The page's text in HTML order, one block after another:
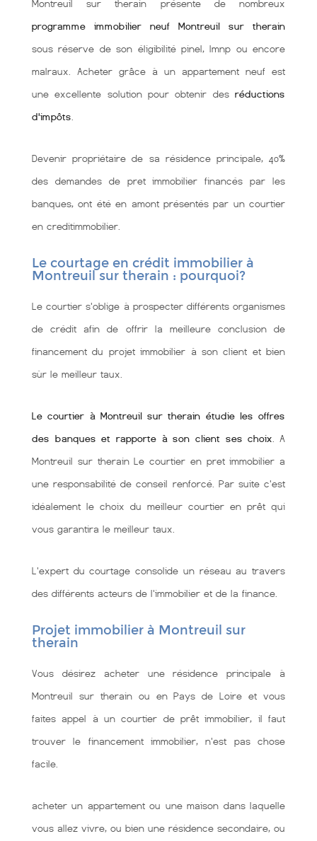
Montreuil sur therain présente de nombreux
programme immobilier neuf Montreuil sur therain
sous réserve de son éligibilité pinel, lmnp ou encore
malraux. Acheter grâce à un appartement neuf est
une excellente solution pour obtenir des réductions
d'impôts
Devenir propriétaire de sa résidence principale, 40%
des demandes de pret immobilier financés par les
banques, ont été en amont présentés par un courtier
en creditimmobilier.
Le courtage en crédit immobilier à
Montreuil sur therain : pourquoi?
Le courtier s'oblige à prospecter différents organismes
de crédit afin de offrir la meilleure conclusion de
financement du projet immobilier à son client et bien
sùr le meilleur taux.
Le courtier à Montreuil sur therain étudie les offres
des banques et rapporte à son client ses choix . A
Montreuil sur therain Le courtier en pret immobilier a
une responsabilité de conseil renforcé. Par suite c'est
idéalement le choix du meilleur courtier en prêt qui
vous garantira le meilleur taux.
L'expert du courtage consolide un réseau au travers
des différents acteurs de l'immobilier et de la finance.
Projet immobilier à Montreuil sur
therain
Vous désirez acheter une résidence principale à
Montreuil sur therain ou en Pays de Loire et vous
faites appel à un courtier de prêt immobilier, il faut
trouver le financement immobilier, n'est pas chose
facile.
acheter un appartement ou une maison dans laquelle
vous allez vivre, ou bien une résidence secondaire, ou